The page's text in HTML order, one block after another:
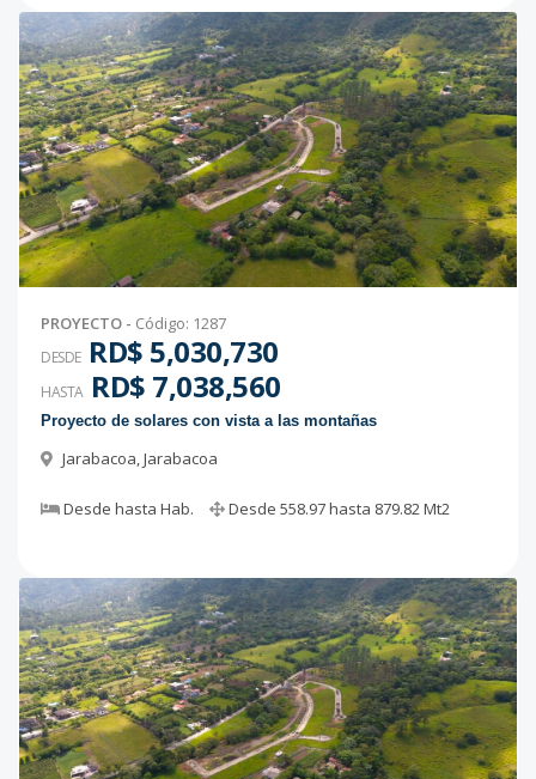
PROYECTO - Código: 1287
DESDE RD$ 5,030,730
HASTA RD$ 7,038,560
Proyecto de solares con vista a las montañas
Jarabacoa,Jarabacoa
Desde hasta Hab. Desde 558.97hasta 879.82Mt2